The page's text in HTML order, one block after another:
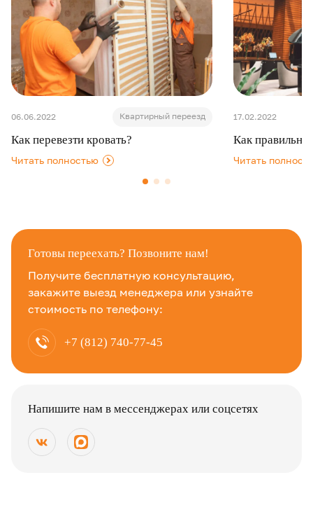
06.06.2022 Квартирный переезд
Как перевезти кровать?
Читать полностью .
17.02.2022
Как правильно
Читать
Готовы переехать? Позвоните нам!
Получите бесплатную консультацию,
закажите выезд менеджера или узнайте
стоимость по телефону:
+7 (812) 740-77-45
Напишите нам в мессенджерах или соцсетях